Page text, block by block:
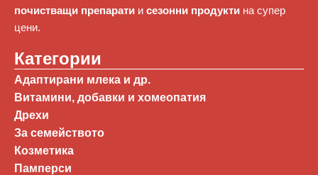
почистващи препарати и сезонни продукти на супер
цени.
Категории
Адаптирани млека и др.
Витамини, добавки и хомеопатия
Дрехи
За семейството
Козметика
Памперси